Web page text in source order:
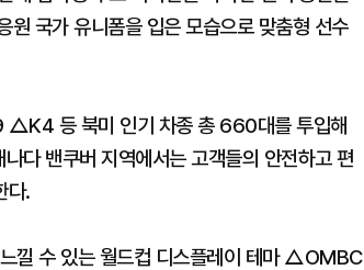
국가 유니폼을 입은 모습으로 맞춤형 선수
등 북미 인기 차종 총 660대를 투입해
다 밴쿠버 지역에서는 고객들의 안전하고 편
다.
낄 수 있는 월드컵 디스플레이 테마 △OMBC